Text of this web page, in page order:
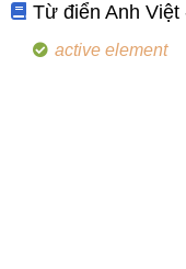
Từ điển Anh Việt
active element